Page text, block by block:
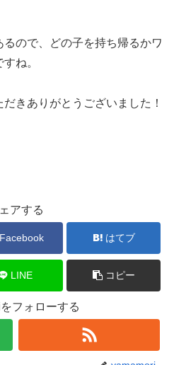
ので、どの子を持ち帰るかワ
ね。
きありがとうございました！
アする
Facebook はてブ
LINE コピー
フォローする